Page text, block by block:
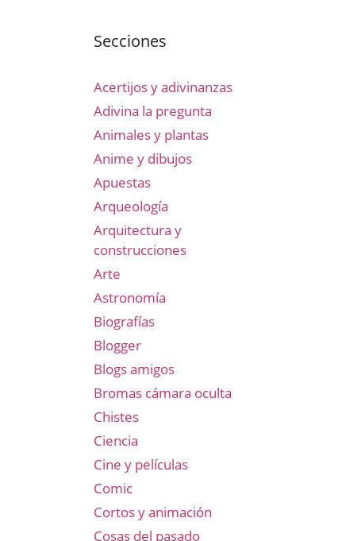
Secciones
Acertijos y adivinanzas
Adivina la pregunta
Animales y plantas
Anime y dibujos
Apuestas
Arqueología
Arquitectura y
construcciones
Arte
Astronomía
Biografías
Blogger
Blogs amigos
Bromas cámara oculta
Chistes
Ciencia
Cine y películas
Comic
Cortos y animación
Cosas del pasado